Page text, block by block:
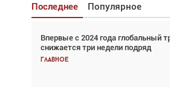
Последнее Популярное
Впервые с 2024 года глобальный
снижается три недели подряд
Главное
Взгляд с высоты: тандем
спасательных операциях
Главное